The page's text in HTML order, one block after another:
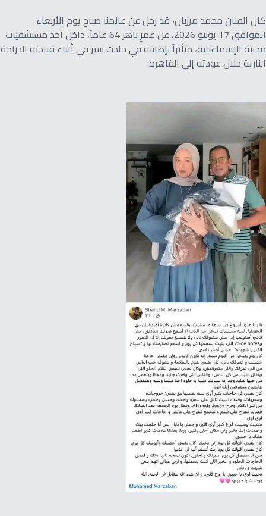
كان الفنان محمد مرزبان، قد رحل عن عالمنا صباح يوم الأربعاء
الموافق 17 يونيو 2026، عن عمرٍ ناهز 64 عاماً، داخل أحد مستشفيات
مدينة الإسماعيلية، متأثراً بإصابته في حادث سير في أثناء قيادته الدراجة
النارية خلال عودته إلى القاهرة.